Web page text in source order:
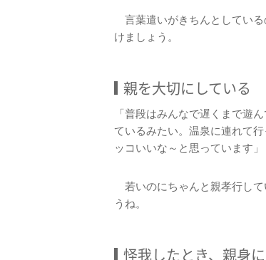
言葉遣いがきちんとしてい
けましょう。
親を大切にしている
「普段はみんなで遅くまで遊
ているみたい。温泉に連れて
ッコいいな～と思っています」
若いのにちゃんと親孝行し
うね。
怪我したとき、親身